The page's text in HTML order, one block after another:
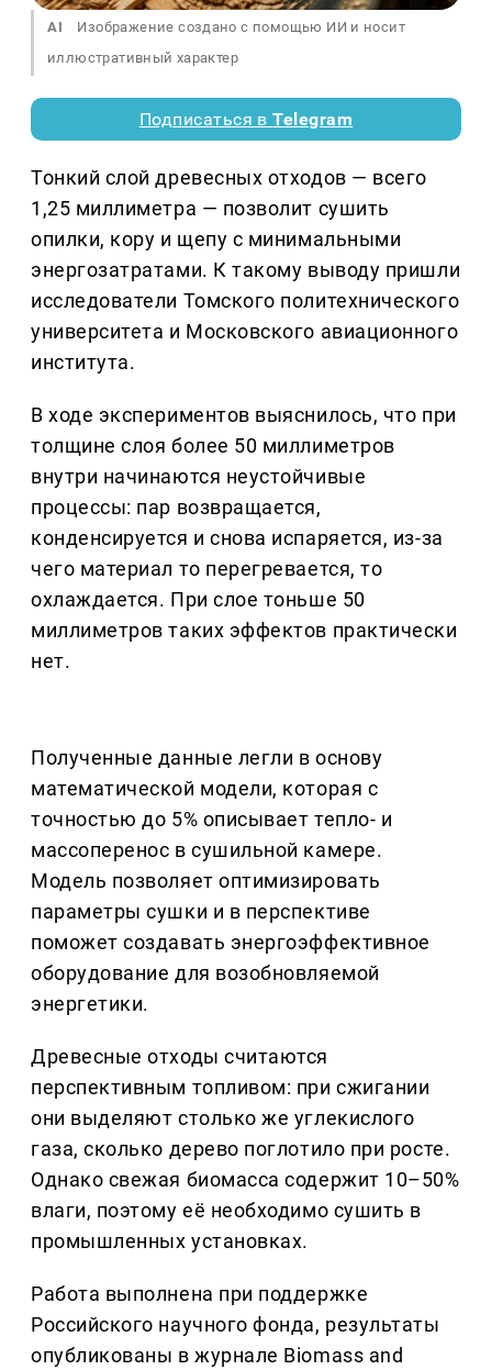
AI
Изображение создано с помощью ИИ и носит
иллюстративный характер
Подписаться вTelegram
Тонкий слой древесных отходов — всего
1,25 миллиметра — позволит сушить
опилки, кору и щепу с минимальными
энергозатратами. К такому выводу пришли
исследователи Томского политехнического
университета и Московского авиационного
института.
В ходе экспериментов выяснилось, что при
толщине слоя более 50 миллиметров
внутри начинаются неустойчивые
процессы: пар возвращается,
конденсируется и снова испаряется, из-за
чего материал то перегревается, то
охлаждается. При слое тоньше 50
миллиметров таких эффектов практически
нет.
Полученные данные легли в основу
математической модели, которая с
точностью до 5% описывает тепло- и
массоперенос в сушильной камере.
Модель позволяет оптимизировать
параметры сушки и в перспективе
поможет создавать энергоэффективное
оборудование для возобновляемой
энергетики.
Древесные отходы считаются
перспективным топливом: при сжигании
они выделяют столько же углекислого
газа, сколько дерево поглотило при росте.
Однако свежая биомасса содержит 10–50%
влаги, поэтому её необходимо сушить в
промышленных установках.
Работа выполнена при поддержке
Российского научного фонда, результаты
опубликованы в журнале Biomass and